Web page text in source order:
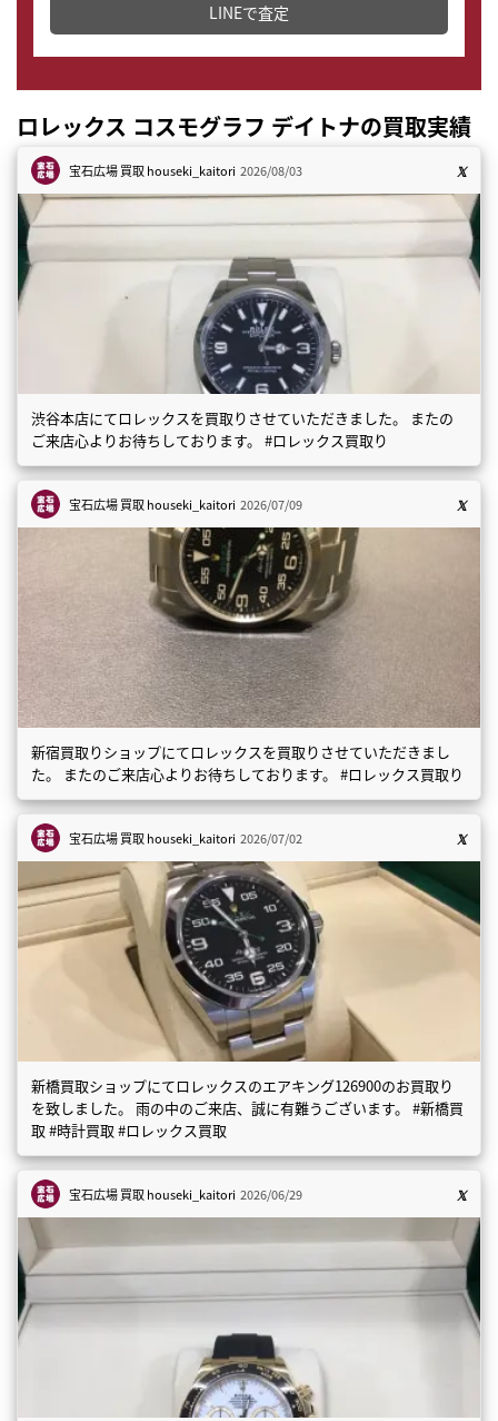
LINEで査定
ロレックス コスモグラフ デイトナの買取実績
宝石広場 買取houseki_kaitori 2026/08/03
渋谷本店にてロレックスを買取りさせていただきました。 またの
ご来店心よりお待ちしております。 #ロレックス買取り
宝石広場 買取houseki_kaitori 2026/07/09
新宿買取りショップにてロレックスを買取りさせていただきまし
た。 またのご来店心よりお待ちしております。 #ロレックス買取り
宝石広場 買取houseki_kaitori 2026/07/02
新橋買取ショップにてロレックスのエアキング126900のお買取り
を致しました。 雨の中のご来店、誠に有難うございます。 #新橋買
取 #時計買取 #ロレックス買取
宝石広場 買取houseki_kaitori 2026/06/29